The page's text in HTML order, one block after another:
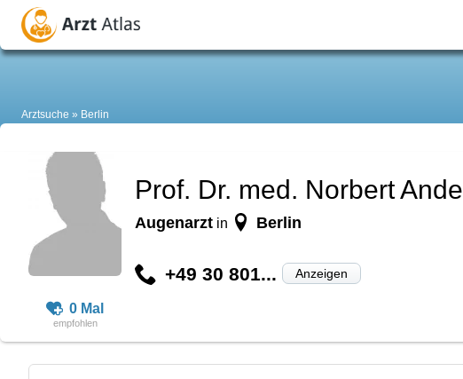
Arztsuche Berlin
0 Mal
Prof. Dr. med. Norbert
Augenarzt in Berlin
+49 30 801... Anzeigen